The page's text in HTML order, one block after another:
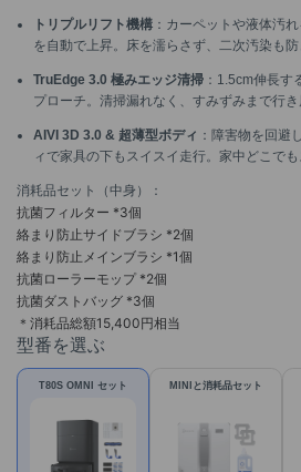
トリプルリフト機構 ：カーペットや液体汚
を自動で上昇。床を濡らさず、二次汚染も防
TruEdge 3.0 極みエッジ清掃 ：1.5cm伸長す
プローチ。清掃漏れなく、すみずみまで行き
AIVI 3D 3.0 & 超薄型ボディ ：障害物を回避
ィで家具の下もスイスイ走行。家中どこでも
消耗品セット（中身）：
抗菌フィルター *3個
絡まり防止サイドブラシ *2個
絡まり防止メインブラシ *1個
抗菌ローラーモップ *2個
抗菌ダストバッグ *3個
＊消耗品総額15,400円相当
型番を選ぶ
T80S OMNI セット MINIと消耗品セット